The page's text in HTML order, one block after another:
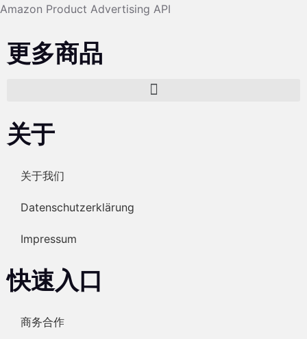
Amazon Product Advertising API
更多商品
关于
关于我们
Datenschutzerklärung
Impressum
快速入口
商务合作